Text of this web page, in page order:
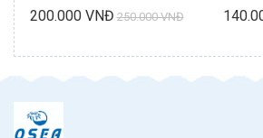
200.000 VNĐ 250.000 VNĐ